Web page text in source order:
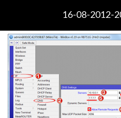
16-08-2012-